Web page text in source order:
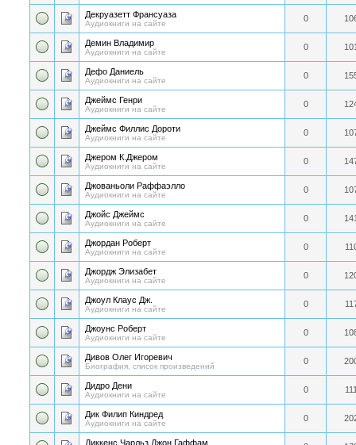
Декруазетт Франсуаза
Аудиокниги на сайте
0
Демин Владимир
Аудиокниги на сайте
0
Дефо Даниель
Аудиокниги на сайте
0
Джеймс Генри
Аудиокниги на сайте
0
Джеймс Филлис Дороти
Аудиокниги на сайте
0
Джером К.Джером
Аудиокниги на сайте
0
Джованьоли Раффаэлло
Аудиокниги на сайте
0
Джойс Джеймс
Аудиокниги на сайте
0
Джордан Роберт
Аудиокниги на сайте
0
Джордж Элизабет
Аудиокниги на сайте
0
Джоул Клаус Дж.
Аудиокниги на сайте
0
Джоунс Роберт
Аудиокниги на сайте
0
Дивов Олег Игоревич
Биография, список произведений
0
Дидро Дени
Аудиокниги на сайте
0
Дик Филип Киндред
Аудиокниги на сайте
0
Диккенс Чарльз Джон Гаффам